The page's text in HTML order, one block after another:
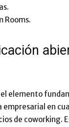
Rooms.
el elemento
en
de coworking.